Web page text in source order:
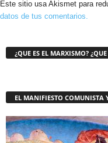
Este sitio usa Akismet para
datos de tus comentarios.
¿QUE ES EL MARXISMO?
EL MANIFIESTO COMUNISTA